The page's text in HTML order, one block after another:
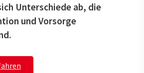
Unterschiede ab, die
und Vorsorge